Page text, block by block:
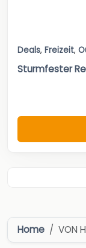
Deals, Freizeit,
Sturmfester
Home VON